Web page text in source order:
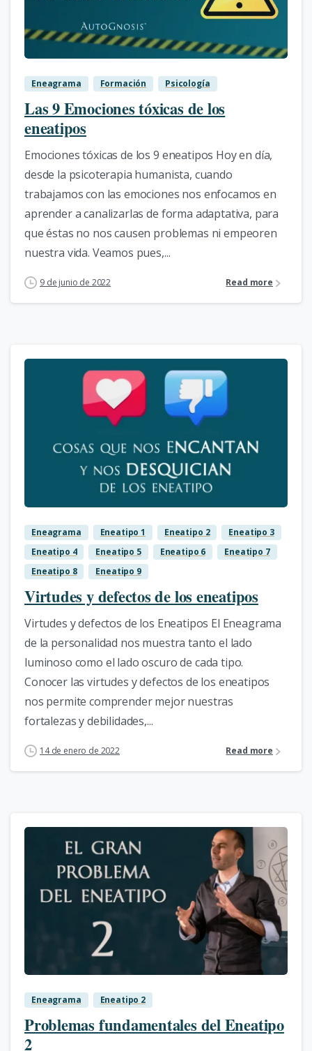
Eneagrama Formación Psicología
Las 9 Emociones tóxicas de los
eneatipos
Emociones tóxicas de los 9 eneatipos Hoy en día,
desde la psicoterapia humanista, cuando
trabajamos con las emociones nos enfocamos en
aprender a canalizarlas de forma adaptativa, para
que éstas no nos causen problemas ni empeoren
nuestra vida. Veamos pues,...
9 de junio de 2022 Read more
Eneagrama Eneatipo 1 Eneatipo 2
Eneatipo 3
Eneatipo 4
Eneatipo 5 Eneatipo 6
Eneatipo 7
Eneatipo 8
Eneatipo 9
Virtudes y defectos de los eneatipos
Virtudes y defectos de los Eneatipos El Eneagrama
de la personalidad nos muestra tanto el lado
luminoso como el lado oscuro de cada tipo.
Conocer las virtudes y defectos de los eneatipos
nos permite comprender mejor nuestras
fortalezas y debilidades,...
14 de enero de 2022 Read more
2
Eneagrama Eneatipo 2
Problemas fundamentales del Eneatipo
2